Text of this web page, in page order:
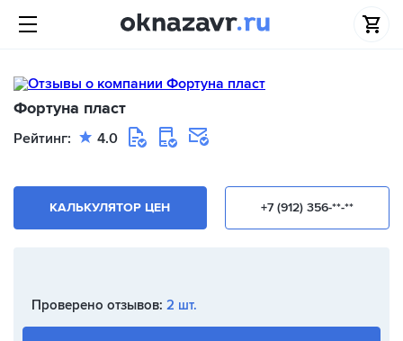
Фортуна пласт
Рейтинг: 4.0
+7 (912) 356-**-**
КАЛЬКУЛЯТОР ЦЕН
Проверено отзывов: 2 шт.